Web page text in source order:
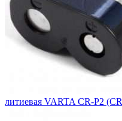
литиевая VARTA CR-P2